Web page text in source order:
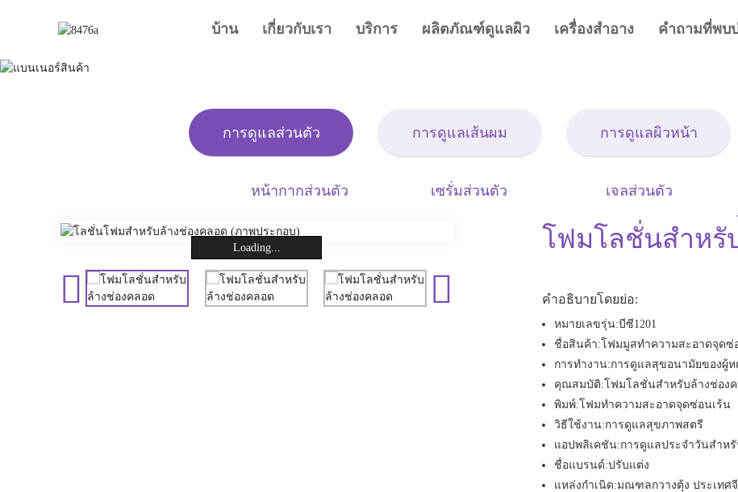
บ้าน เกี่ยวกับเรา บริการ ผลิตภัณฑ์ดูแลผิว เครื่องสำอาง คำถามที่พบ
การดูแลส่วนตัว
หน้ากากส่วนตัว เซรั่มส่วนตัว เจลส่วนตัว
การดูแลเส้นผม การดูแลผิวหน้า
Loading... โฟมโลชั่นสำหรั
คำอธิบายโดยย่อ:
หมายเลขรุ่น:บีซี1201
ชื่อสินค้า: โฟมมูสทำความสะอาดจุดซ่
การทำงาน:การดูแลสุขอนามัยของผู้
คุณสมบัติ: โฟมโลชั่นสำหรับล้างช่อง
พิมพ์: โฟมทำความสะอาดจุดซ่อนเร้น
วิธีใช้งาน:การดูแลสุขภาพสตรี
แอปพลิเคชัน:การดูแลประจำวันสำห
ชื่อแบรนด์:ปรับแต่ง
แหล่งกำเนิด:มณฑลกวางตุ้ง ประเทศ